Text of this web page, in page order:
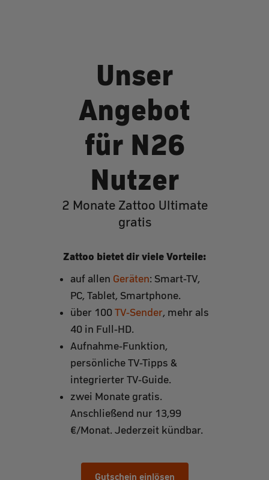
Unser
Angebot
für N26
Nutzer
2 Monate Zattoo Ultimate
gratis
Zattoo bietet dir viele Vorteile:
auf allen Geräten: Smart-TV,
PC, Tablet, Smartphone.
über 100TV-Sender, mehr als
40 in Full-HD.
Aufnahme-Funktion,
persönliche TV-Tipps &
integrierter TV-Guide.
zwei Monate gratis.
Anschließend nur 13,99
€/Monat. Jederzeit kündbar.
Gutschein einlösen